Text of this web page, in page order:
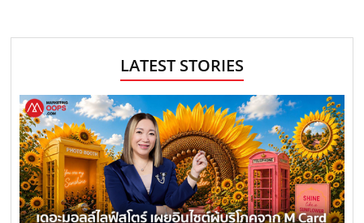
LATEST STORIES